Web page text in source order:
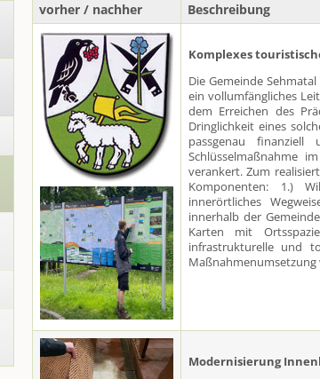
vorher / nachher Beschreibung
Komplexes
Die Gemeinde
ein vollumfängliches
dem Erreichen des
Dringlichkeit eines
passgenau
Schlüsselmaßnahme
verankert. Zum
Komponenten: 1.)
innerörtliches
innerhalb der
Karten mit
infrastrukturelle und
Maßnahmenumsetzung
Modernisierung